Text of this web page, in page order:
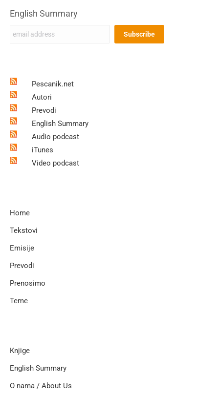
English Summary
Pescanik.net
Autori
Prevodi
English Summary
Audio podcast
iTunes
Video podcast
Home
Tekstovi
Emisije
Prevodi
Prenosimo
Teme
Knjige
English Summary
O nama / About Us